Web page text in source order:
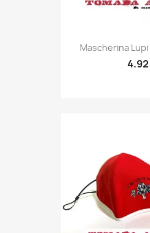
Quick
Mascherina
4.92